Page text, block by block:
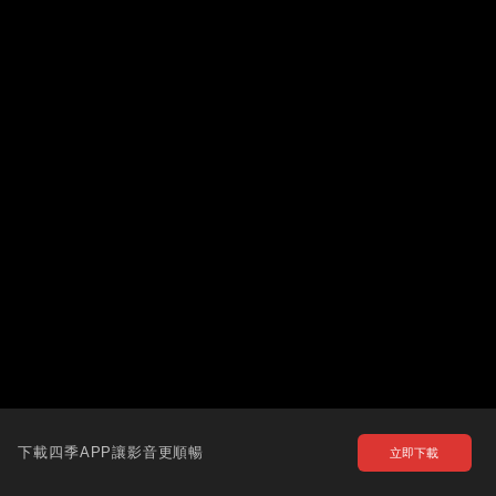
下載四季APP讓影音更順暢 立即下載